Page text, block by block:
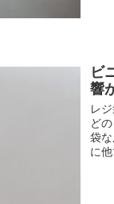
ビ
響
レ
ど
袋
に